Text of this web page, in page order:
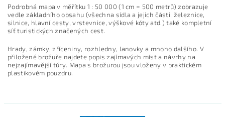
Podrobná mapa v měřítku 1 : 50 000 (1 cm = 500 metrů) zobrazuje
vedle základního obsahu (všechna sídla a jejich části, železnice,
silnice, hlavní cesty, vrstevnice, výškové kóty atd.) také kompletní
síť turistických značených cest.
Hrady, zámky, zříceniny, rozhledny, lanovky a mnoho dalšího. V
přiložené brožuře najdete popis zajímavých míst a návrhy na
nejzajímavější túry. Mapa s brožurou jsou vloženy v praktickém
plastikovém pouzdru.